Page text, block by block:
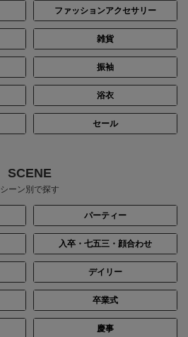
ファッションアクセサリー
雑貨
振袖
浴衣
セール
SCENE
シーン別で探す
パーティー
入卒・七五三・顔合わせ
デイリー
卒業式
慶事